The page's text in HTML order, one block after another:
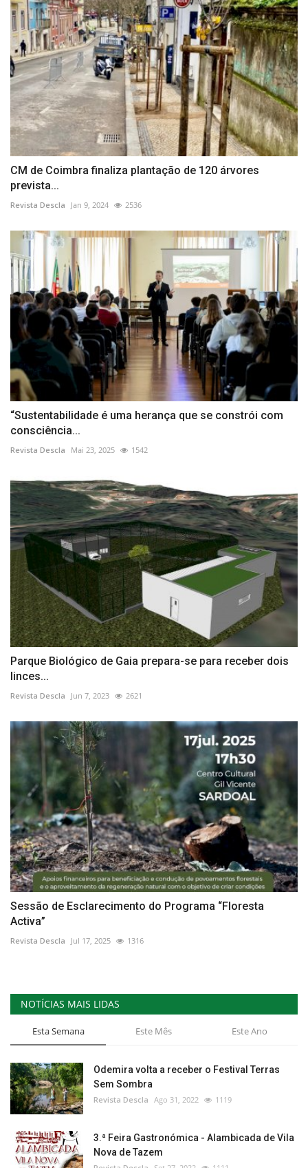
CM de Coimbra finaliza plantação de 120 árvores
prevista...
Revista Descla Jan 9, 2024 2536
“Sustentabilidade é uma herança que se constrói com
consciência...
Revista Descla Mai 23, 2025 1542
Parque Biológico de Gaia prepara-se para receber dois
linces...
Revista Descla Jun 7, 2023 2621
Sessão de Esclarecimento do Programa “Floresta
Activa”
Revista Descla Jul 17, 2025 1316
NOTÍCIAS MAIS LIDAS
Esta Semana Este Mês Este Ano
Odemira volta a receber o Festival Terras
Sem Sombra
Revista Descla Ago 31, 2022 1119
3.ª Feira Gastronómica - Alambicada de Vila
Nova de Tazem